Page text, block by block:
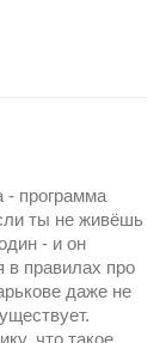
- программа
ты не живёшь
- и он
в правилах про
даже не